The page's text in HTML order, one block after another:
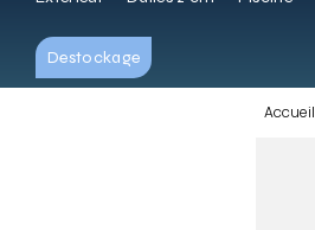
Destockage
Accueil